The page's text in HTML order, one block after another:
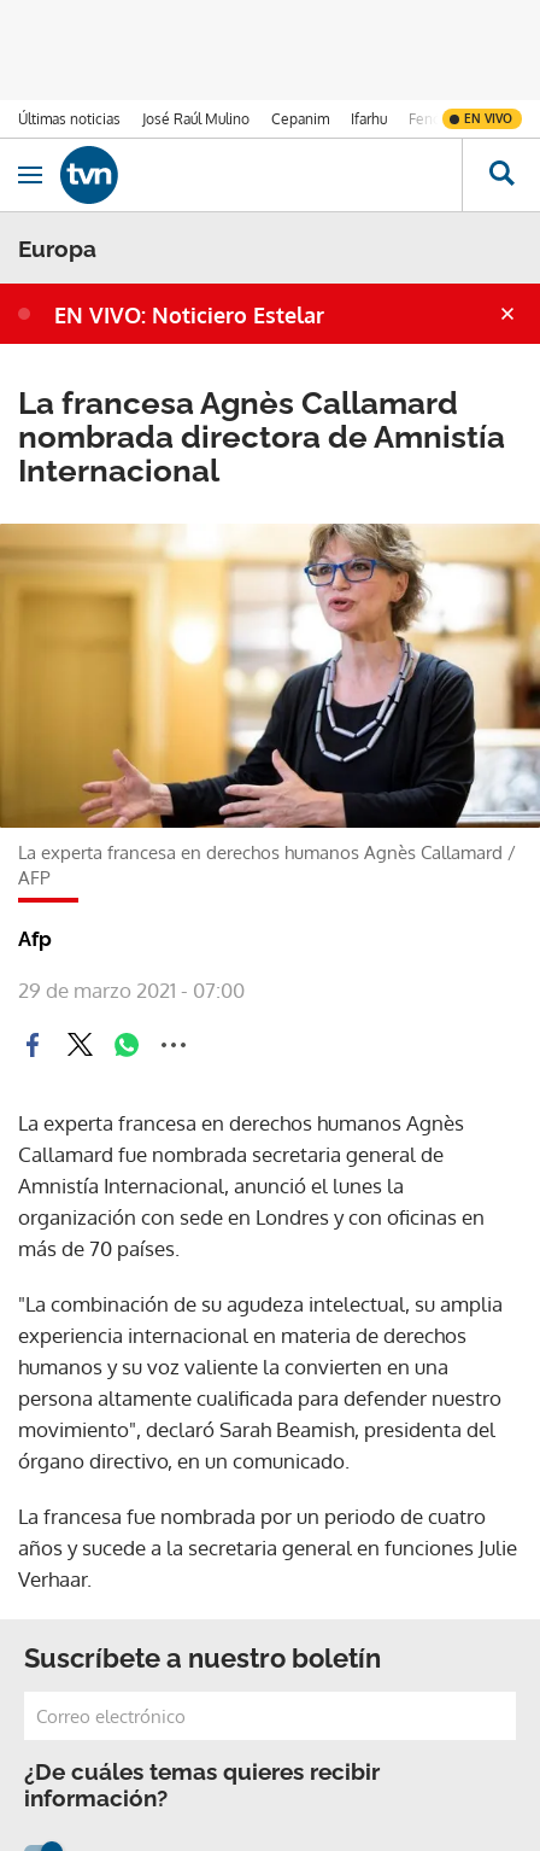
Últimas noticias José Raúl Mulino Cepanim Ifarhu Fenómeno de El
EN VIVO
Ir al contenido
Obrir navegació
Europa
EN VIVO: Noticiero Estelar
La francesa Agnès Callamard
nombrada directora de Amnistía
Internacional
La experta francesa en derechos humanos Agnès Callamard /
AFP
Afp
29 de marzo 2021 - 07:00
La experta francesa en derechos humanos Agnès
Callamard fue nombrada secretaria general de
Amnistía Internacional, anunció el lunes la
organización con sede en Londres y con oficinas en
más de 70 países.
"La combinación de su agudeza intelectual, su amplia
experiencia internacional en materia de derechos
humanos y su voz valiente la convierten en una
persona altamente cualificada para defender nuestro
movimiento", declaró Sarah Beamish, presidenta del
órgano directivo, en un comunicado.
La francesa fue nombrada por un periodo de cuatro
años y sucede a la secretaria general en funciones Julie
Verhaar.
Suscríbete a nuestro boletín
¿De cuáles temas quieres recibir
información?